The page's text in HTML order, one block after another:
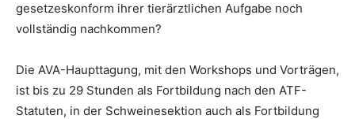
gesetzeskonform ihrer tierärztlichen Aufgabe noch
vollständig nachkommen?
Die AVA-Haupttagung, mit den Workshops und Vorträgen,
ist bis zu 29 Stunden als Fortbildung nach den ATF-
Statuten, in der Schweinesektion auch als Fortbildung